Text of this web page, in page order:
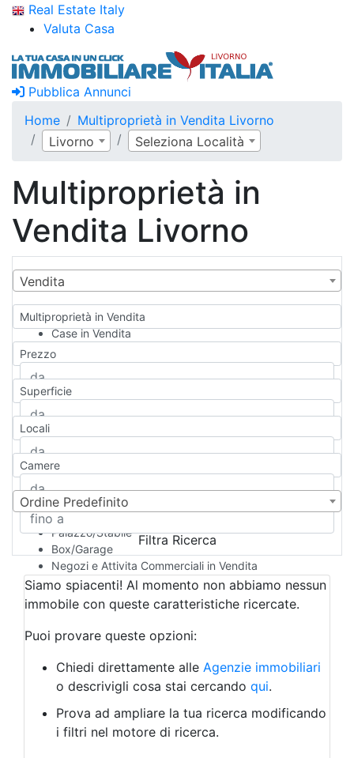
Real Estate Italy
Valuta Casa
Pubblica Annunci
Home
Multiproprietà in Vendita Livorno
Livorno
Seleziona Località
Multiproprietà in
Vendita Livorno
Vendita
Multiproprietà in Vendita
Case in Vendita
Qualsiasi
Appartamento
Casa indipendente
Casa Semi-indipendente
Attico/Mansarda
Rustico/Casale
Camera d'Albergo
Multiproprietà
Palazzo/Stabile
Box/Garage
Negozi e Attivita Commerciali in Vendita
Qualsiasi
Attività/Licenza Commerciale
Azienda Agricola
Bar/Ristorante
Albergo
Laboratorio Artigianale
Negozio/locale commerciale
Agriturismo
Magazzini
Prezzo
Superficie
Locali
Camere
Ordine Predefinito
Filtra Ricerca
Siamo spiacenti! Al momento non abbiamo nessun
immobile con queste caratteristiche ricercate.
Puoi provare queste opzioni:
Chiedi direttamente alle Agenzie immobiliari
o descrivigli cosa stai cercando qui.
Prova ad ampliare la tua ricerca modificando
i filtri nel motore di ricerca.